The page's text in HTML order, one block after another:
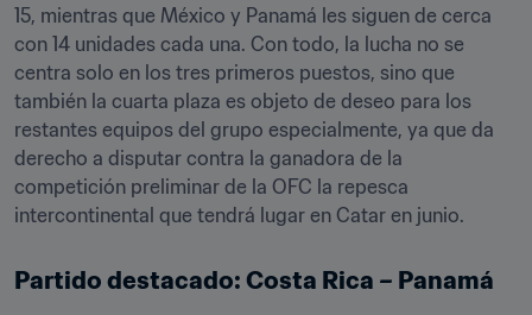
15, mientras que México y Panamá les siguen de cerca
con 14 unidades cada una. Con todo, la lucha no se
centra solo en los tres primeros puestos, sino que
también la cuarta plaza es objeto de deseo para los
restantes equipos del grupo especialmente, ya que da
derecho a disputar contra la ganadora de la
competición preliminar de la OFC la repesca
intercontinental que tendrá lugar en Catar en junio.
Partido destacado: Costa Rica – Panamá